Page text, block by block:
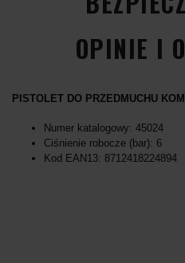
OPINIE I
PISTOLET DO PRZEDMUCHU
Numer katalogowy: 45024
Ciśnienie robocze (bar): 6
Kod EAN13: 8712418224894